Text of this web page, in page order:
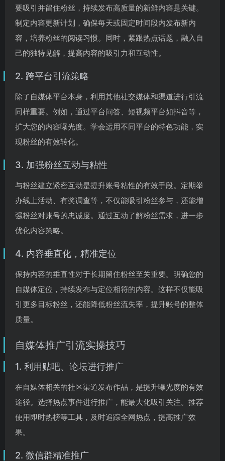
要吸引并留住粉丝，持续发布高质量的新鲜内容是关键。
制定内容更新计划，确保每天或固定时间段内发布新内
容，培养粉丝的阅读习惯。同时，紧跟热点话题，融入自
己的独特见解，提高内容的吸引力和互动性。
2. 跨平台引流策略
除了自媒体平台本身，利用其他社交媒体和渠道进行引流
同样重要。例如，通过平台问答、短视频平台如抖音等，
扩大您的内容曝光度。学会运用不同平台的特色功能，实
现粉丝的有效转化。
3. 加强粉丝互动与粘性
与粉丝建立紧密互动是提升账号粘性的有效手段。定期举
办线上活动、有奖调查等，不仅能吸引粉丝参与，还能增
强粉丝对账号的忠诚度。通过互动了解粉丝需求，进一步
优化内容策略。
4. 内容垂直化，精准定位
保持内容的垂直性对于长期留住粉丝至关重要。明确您的
自媒体定位，持续发布与定位相符的内容。这样不仅能吸
引更多目标粉丝，还能降低粉丝流失率，提升账号的整体
质量。
自媒体推广引流实操技巧
1. 利用贴吧、论坛进行推广
在自媒体相关的社区渠道发布作品，是提升曝光度的有效
途径。选择热点事件进行推广，能最大化吸引关注。推荐
使用即时热榜等工具，及时追踪全网热点，提高推广效
果。
2. 微信群精准推广